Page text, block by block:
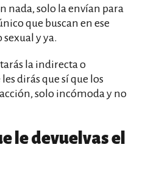
nada, solo la envían para
que buscan en ese
y ya.
la indirecta o
dirás que sí que los
solo incómoda y no
le devuelvas el